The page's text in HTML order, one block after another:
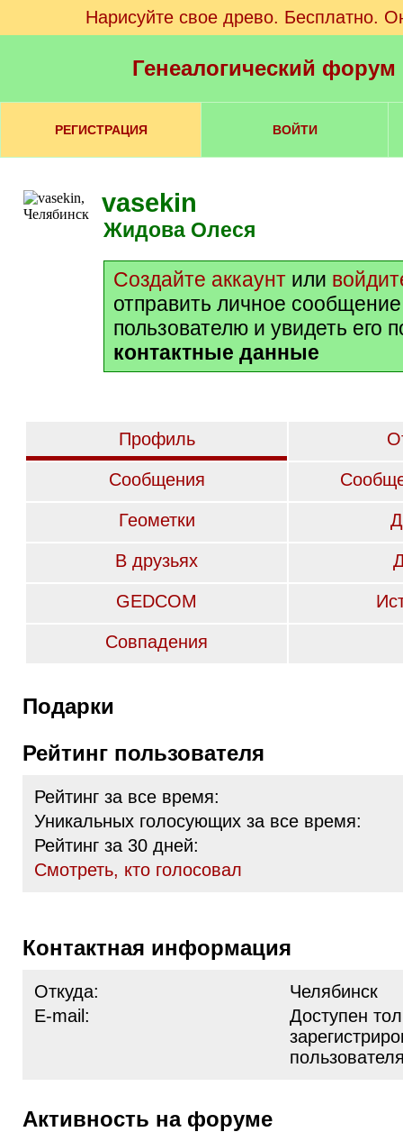
Нарисуйте свое древо. Бесплатно.
Генеалогический
РЕГИСТРАЦИЯ ВОЙТИ
vasekin
Жидова Олеся
Создайте аккаунт или
отправить личное
пользователю и увидеть его
контактные данные
Профиль
Сообщения
Геометки
В друзьях
GEDCOM
Совпадения
Подарки
Рейтинг пользователя
Рейтинг за все время:
Уникальных голосующих за все время:
Рейтинг за 30 дней:
Cмотреть, кто голосовал
Контактная информация
Откуда:
Челябинск
E-mail:
Доступен
Активность на форуме